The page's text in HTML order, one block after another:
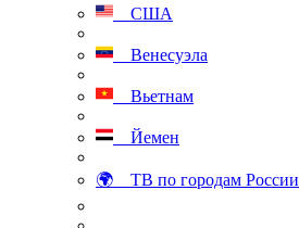
США
Венесуэла
Вьетнам
Йемен
🌍 ТВ по городам России